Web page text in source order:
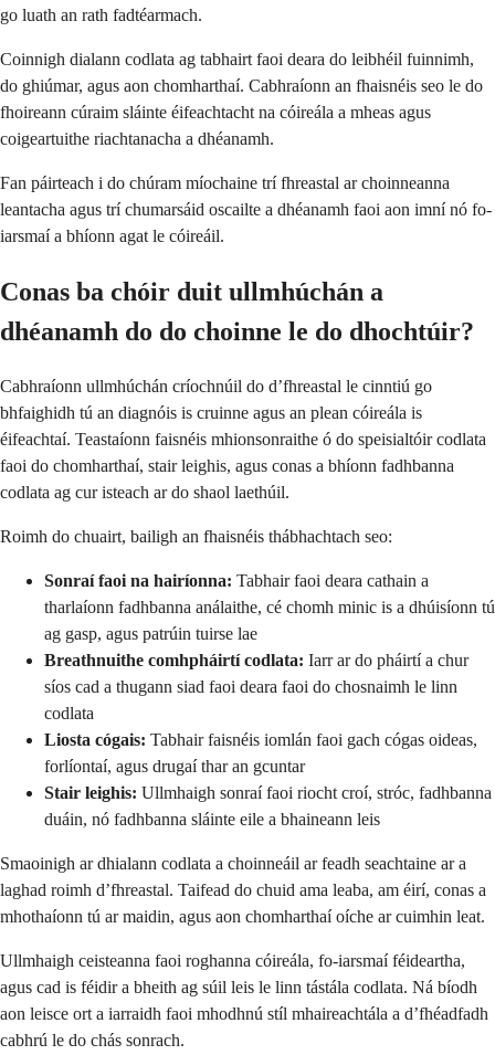
go luath an rath fadtéarmach.
Coinnigh dialann codlata ag tabhairt faoi deara do leibhéil fuinnimh,
do ghiúmar, agus aon chomharthaí. Cabhraíonn an fhaisnéis seo le do
fhoireann cúraim sláinte éifeachtacht na cóireála a mheas agus
coigeartuithe riachtanacha a dhéanamh.
Fan páirteach i do chúram míochaine trí fhreastal ar choinneanna
leantacha agus trí chumarsáid oscailte a dhéanamh faoi aon imní nó fo-
iarsmaí a bhíonn agat le cóireáil.
Conas ba chóir duit ullmhúchán a
dhéanamh do do choinne le do dhochtúir?
Cabhraíonn ullmhúchán críochnúil do d’fhreastal le cinntiú go
bhfaighidh tú an diagnóis is cruinne agus an plean cóireála is
éifeachtaí. Teastaíonn faisnéis mhionsonraithe ó do speisialtóir codlata
faoi do chomharthaí, stair leighis, agus conas a bhíonn fadhbanna
codlata ag cur isteach ar do shaol laethúil.
Roimh do chuairt, bailigh an fhaisnéis thábhachtach seo:
Sonraí faoi na hairíonna: Tabhair faoi deara cathain a
tharlaíonn fadhbanna análaithe, cé chomh minic is a dhúisíonn tú
ag gasp, agus patrúin tuirse lae
Breathnuithe comhpháirtí codlata: Iarr ar do pháirtí a chur
síos cad a thugann siad faoi deara faoi do chosnaimh le linn
codlata
Liosta cógais: Tabhair faisnéis iomlán faoi gach cógas oideas,
forlíontaí, agus drugaí thar an gcuntar
Stair leighis: Ullmhaigh sonraí faoi riocht croí, stróc, fadhbanna
duáin, nó fadhbanna sláinte eile a bhaineann leis
Smaoinigh ar dhialann codlata a choinneáil ar feadh seachtaine ar a
laghad roimh d’fhreastal. Taifead do chuid ama leaba, am éirí, conas a
mhothaíonn tú ar maidin, agus aon chomharthaí oíche ar cuimhin leat.
Ullmhaigh ceisteanna faoi roghanna cóireála, fo-iarsmaí féideartha,
agus cad is féidir a bheith ag súil leis le linn tástála codlata. Ná bíodh
aon leisce ort a iarraidh faoi mhodhnú stíl mhaireachtála a d’fhéadfadh
cabhrú le do chás sonrach.